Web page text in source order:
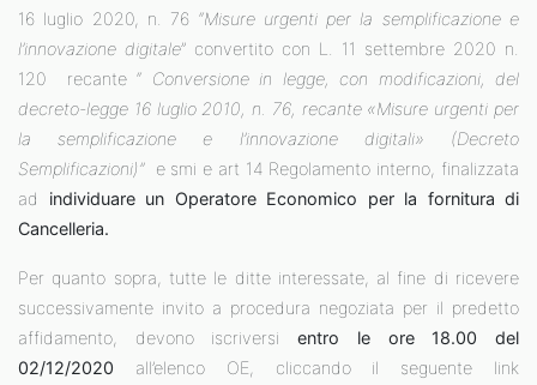
16 luglio 2020, n. 76 “Misure urgenti per la semplificazione e
l’innovazione digitale” convertito con L. 11 settembre 2020 n.
120 recante “ Conversione in legge, con modificazioni, del
decreto-legge 16 luglio 2010, n. 76, recante «Misure urgenti per
la semplificazione e l’innovazione digitali» (Decreto
Semplificazioni)”
e smi e art 14 Regolamento interno, finalizzata
ad individuare un Operatore Economico per la fornitura di
Cancelleria.
Per quanto sopra, tutte le ditte interessate, al fine di ricevere
successivamente invito a procedura negoziata per il predetto
affidamento, devono iscriversientro le ore 18.00 del
02/12/2020 all’elenco OE, cliccando il seguente link